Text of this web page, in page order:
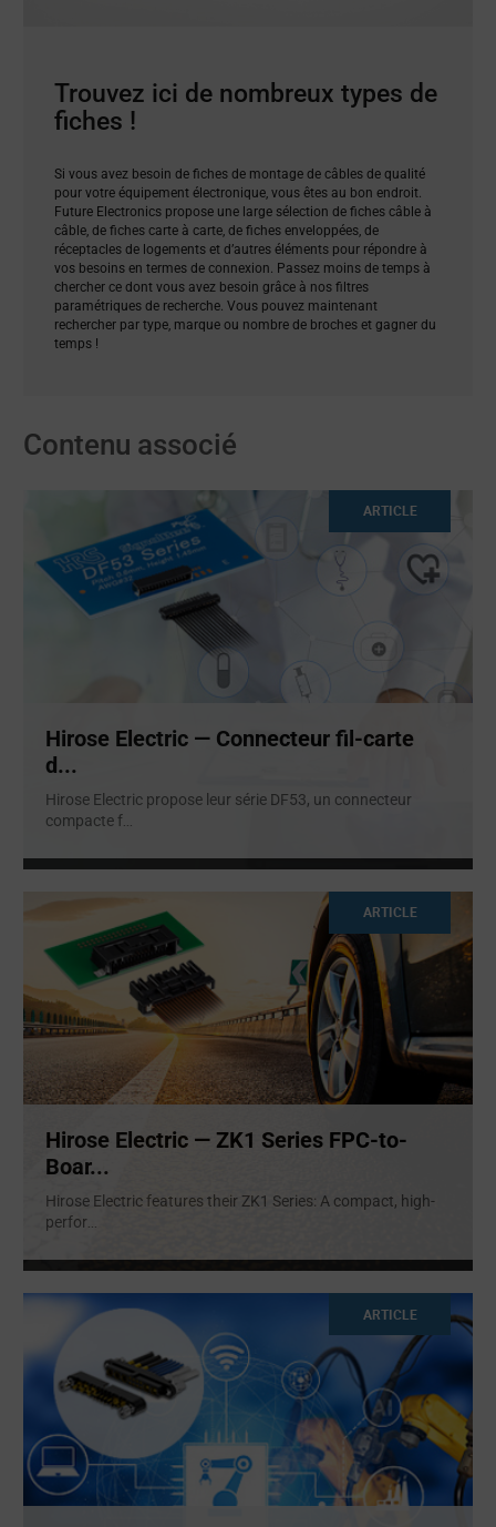
Trouvez ici de nombreux types de
fiches !
Si vous avez besoin de fiches de montage de câbles de qualité
pour votre équipement électronique, vous êtes au bon endroit.
Future Electronics propose une large sélection de fiches câble à
câble, de fiches carte à carte, de fiches enveloppées, de
réceptacles de logements et d’autres éléments pour répondre à
vos besoins en termes de connexion. Passez moins de temps à
chercher ce dont vous avez besoin grâce à nos filtres
paramétriques de recherche. Vous pouvez maintenant
rechercher par type, marque ou nombre de broches et gagner du
temps !
Contenu associé
ARTICLE
Hirose Electric — Connecteur fil-carte
d...
Hirose Electric propose leur série DF53, un connecteur
compacte f...
ARTICLE
Hirose Electric — ZK1 Series FPC-to-
Boar...
Hirose Electric features their ZK1 Series: A compact, high-
perfor...
ARTICLE